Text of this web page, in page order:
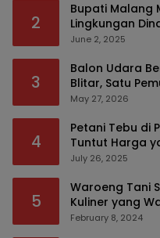
2
Bupati Malang
Lingkungan
Modus
June 2, 2025
3
Balon Udara
Blitar, Satu
Serius
May 27, 2026
4
Petani Tebu di
Tuntut Harga
July 26, 2025
5
Waroeng Tani
Kuliner yang
February 8, 2024